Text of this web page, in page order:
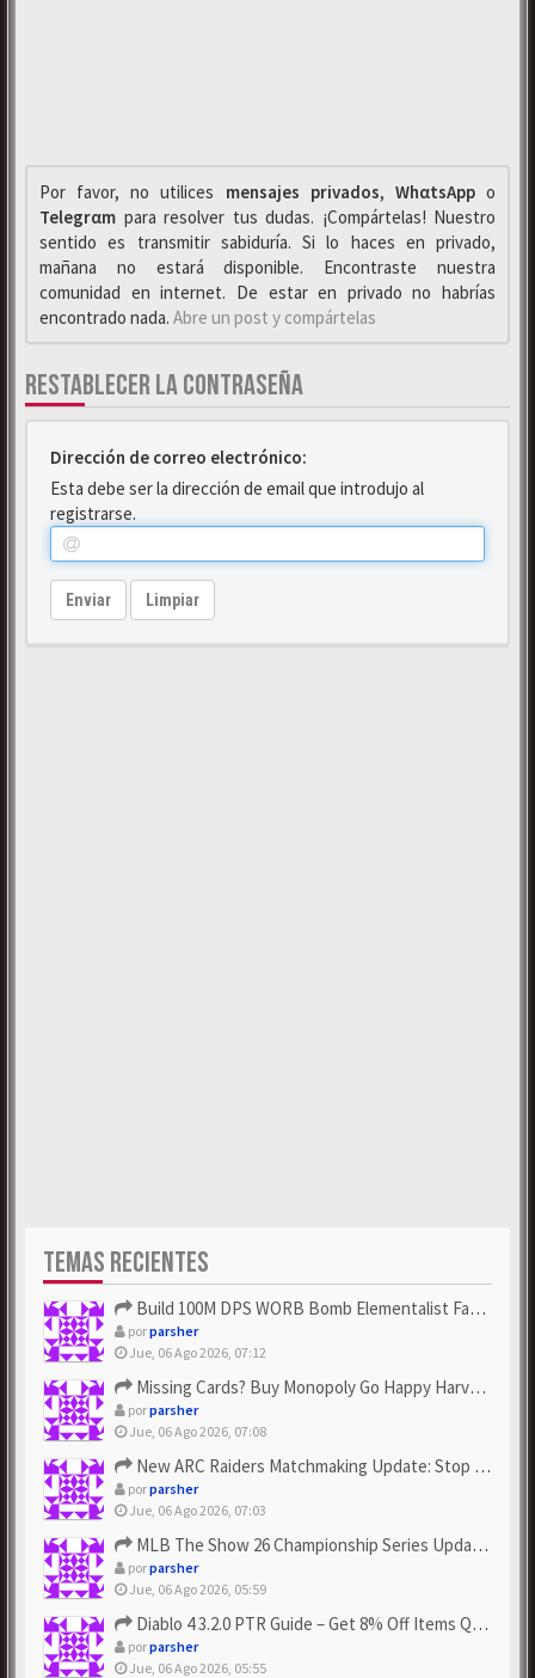
Por favor, no utilices mensajes privados, WhαtsAppo
Telegrαm para resolver tus dudas. ¡Compártelas! Nuestro
sentido es transmitir sabiduría. Si lo haces en privado,
mañana no estará disponible. Encontraste nuestra
comunidad en internet. De estar en privado no habrías
encontrado nada. Abre un post y compártelas
RESTABLECER LA CONTRASEÑA
Dirección de correo electrónico:
Esta debe ser la dirección de email que introdujo al
registrarse.
Enviar Limpiar
TEMAS RECIENTES
Build 100M DPS WORB Bomb Elementalist Fast - Grab POE Curren...
porparsher
Jue, 06 Ago 2026, 07:12
Missing Cards? Buy Monopoly Go Happy Harvest with Looney Tun...
porparsher
Jue, 06 Ago 2026, 07:08
New ARC Raiders Matchmaking Update: Stop Failed - Grab Bluep...
porparsher
Jue, 06 Ago 2026, 07:03
MLB The Show 26 Championship Series Update! Get Cheap & ...
porparsher
Jue, 06 Ago 2026, 05:59
Diablo 4 3.2.0 PTR Guide – Get 8% Off Items Quickly to Test ...
porparsher
Jue, 06 Ago 2026, 05:55